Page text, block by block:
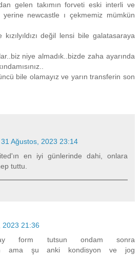
gelen takımın forveti eski interli ve
yerine newcastle ı çekmemiz mümkün
değil lensi bile galatasaraya
niye almadık..bizde zaha ayarında
bile olamayız ve yarın transferin son
31 Ağustos, 2023 23:14
en iyi günlerinde dahi, onlara
tuttu.
2023 21:36
form tutsun ondam sonra
ama şu anki kondisyon ve jog